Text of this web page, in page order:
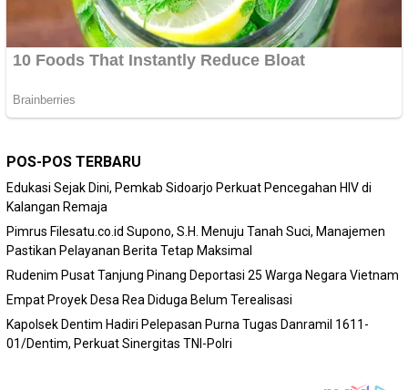
POS-POS TERBARU
Edukasi Sejak Dini, Pemkab Sidoarjo Perkuat Pencegahan HIV di
Kalangan Remaja
Pimrus Filesatu.co.id Supono, S.H. Menuju Tanah Suci, Manajemen
Pastikan Pelayanan Berita Tetap Maksimal
Rudenim Pusat Tanjung Pinang Deportasi 25 Warga Negara Vietnam
Empat Proyek Desa Rea Diduga Belum Terealisasi
Kapolsek Dentim Hadiri Pelepasan Purna Tugas Danramil 1611-
01/Dentim, Perkuat Sinergitas TNI-Polri